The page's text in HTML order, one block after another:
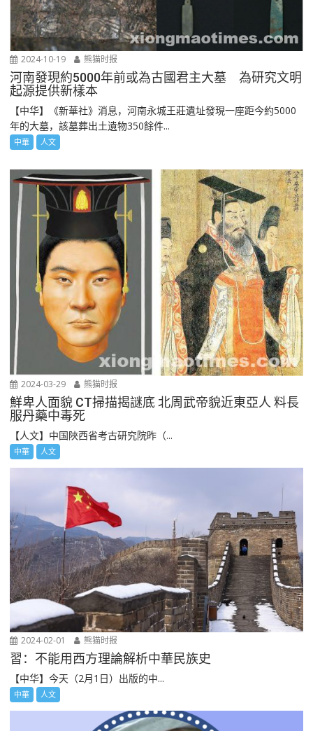
2024-10-19 熊猫时报
河南發現約5000年前或為古國君主大墓 為研究文明
起源提供新樣本
【中华】《新華社》消息，河南永城王莊遺址發現一座距今約5000
年的大墓，該墓葬出土遺物350餘件...
中華 人文
2024-03-29 熊猫时报
鮮卑人面貌 CT掃描揭謎底 北周武帝貌近東亞人 料長
服丹藥中毒死
【人文】中国陜西省考古研究院昨（...
中華 人文
2024-02-01 熊猫时报
習：不能用西方理論解析中華民族史
【中华】今天（2月1日）出版的中...
中華 人文